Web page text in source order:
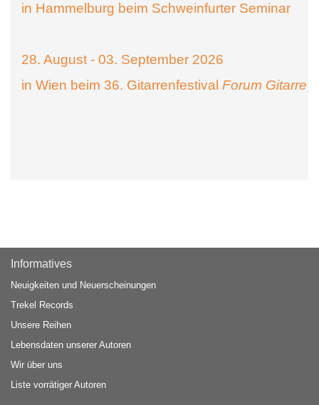
in Hammelburg beim Schweinfurter Seminar
28. August - 03. September 2026
in Wien beim 36. Gitarrenfestival Forum Gitarre
Informatives
Neuigkeiten und Neuerscheinungen
Trekel Records
Unsere Reihen
Lebensdaten unserer Autoren
Wir über uns
Liste vorrätiger Autoren